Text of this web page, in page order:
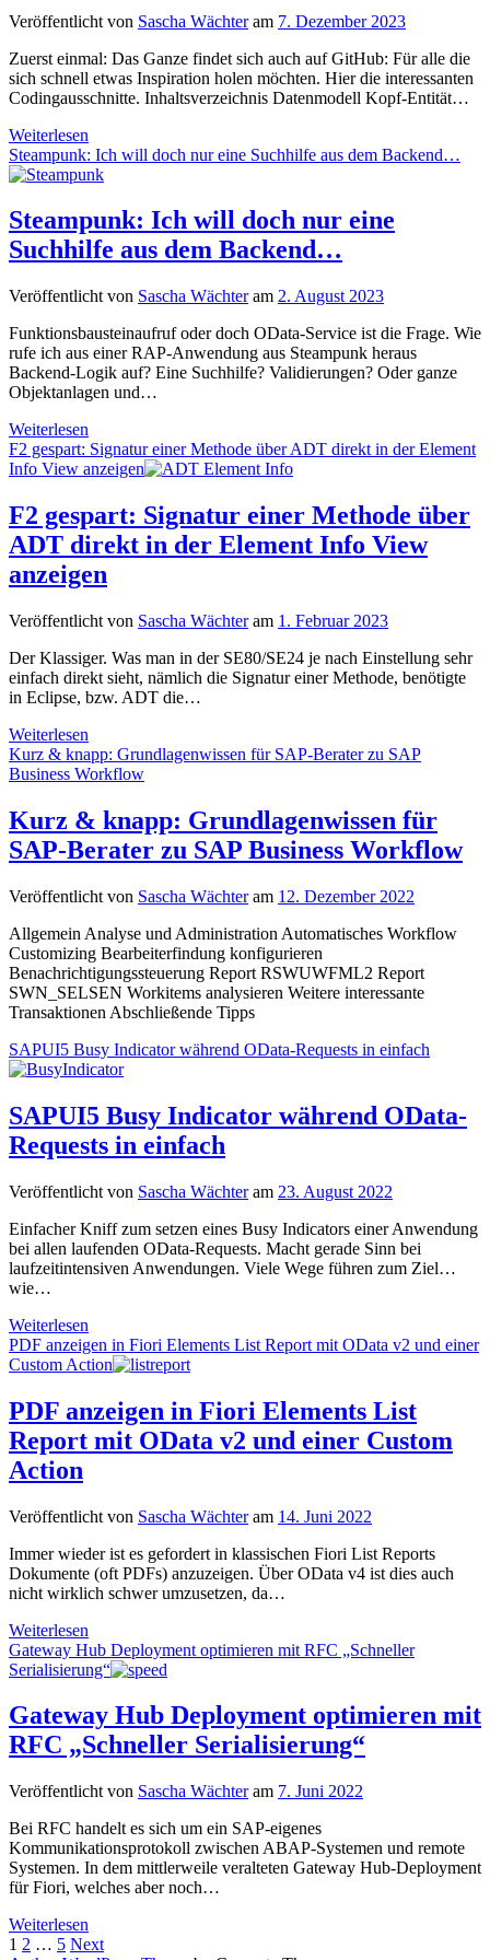
Testen
RAP-
Services
Veröffentlicht von Sascha Wächteram 7. Dezember 2023
Zuerst einmal: Das Ganze findet sich auch auf GitHub: Für alle die
sich schnell etwas Inspiration holen möchten. Hier die interessanten
Codingausschnitte. Inhaltsverzeichnis Datenmodell Kopf-Entität…
Weiterlesen
Livedemo
der
2023
zum
Nachschauen…
Steampunk: Ich will doch nur eine Suchhilfe aus dem Backend…
Steampunk: Ich will doch nur eine
Suchhilfe aus dem Backend…
Veröffentlicht von Sascha Wächteram 2. August 2023
Funktionsbausteinaufruf oder doch OData-Service ist die Frage. Wie
rufe ich aus einer RAP-Anwendung aus Steampunk heraus
Backend-Logik auf? Eine Suchhilfe? Validierungen? Oder ganze
Objektanlagen und…
Weiterlesen
Ich
will
eine
Suchhilfe
dem
F2 gespart: Signatur einer Methode über ADT direkt in der Element
Info View anzeigen
F2 gespart: Signatur einer Methode über
ADT direkt in der Element Info View
anzeigen
Veröffentlicht von Sascha Wächteram 1. Februar 2023
Der Klassiger. Was man in der SE80/SE24 je nach Einstellung sehr
einfach direkt sieht, nämlich die Signatur einer Methode, benötigte
in Eclipse, bzw. ADT die…
Weiterlesen
gespart:
Signatur
Methode
über
ADT
in
Element
Info
View
anzeigen
Kurz & knapp: Grundlagenwissen für SAP-Berater zu SAP
Business Workflow
Kurz & knapp: Grundlagenwissen für
SAP-Berater zu SAP Business Workflow
Veröffentlicht von Sascha Wächteram 12. Dezember 2022
Allgemein Analyse und Administration Automatisches Workflow
Customizing Bearbeiterfindung konfigurieren
Benachrichtigungssteuerung Report RSWUWFML2 Report
SWN_SELSEN Workitems analysieren Weitere interessante
Transaktionen Abschließende Tipps
SAPUI5 Busy Indicator während OData-Requests in einfach
SAPUI5 Busy Indicator während OData-
Requests in einfach
Veröffentlicht von Sascha Wächteram 23. August 2022
Einfacher Kniff zum setzen eines Busy Indicators einer Anwendung
bei allen laufenden OData-Requests. Macht gerade Sinn bei
laufzeitintensiven Anwendungen. Viele Wege führen zum Ziel…
wie…
Weiterlesen
Busy
Indicator
OData-
Requests
in
PDF anzeigen in Fiori Elements List Report mit OData v2 und einer
Custom Action
PDF anzeigen in Fiori Elements List
Report mit OData v2 und einer Custom
Action
Veröffentlicht von Sascha Wächteram 14. Juni 2022
Immer wieder ist es gefordert in klassischen Fiori List Reports
Dokumente (oft PDFs) anzuzeigen. Über OData v4 ist dies auch
nicht wirklich schwer umzusetzen, da…
Weiterlesen
anzeigen
in
Elements
List
Report
OData
und
einer
Custom
Action
Gateway Hub Deployment optimieren mit RFC „Schneller
Serialisierung“
Gateway Hub Deployment optimieren mit
RFC „Schneller Serialisierung“
Veröffentlicht von Sascha Wächteram 7. Juni 2022
Bei RFC handelt es sich um ein SAP-eigenes
Kommunikationsprotokoll zwischen ABAP-Systemen und remote
Systemen. In dem mittlerweile veralteten Gateway Hub-Deployment
für Fiori, welches aber noch…
Weiterlesen
Hub
Seitennummerierung
1 2 … 5 Next